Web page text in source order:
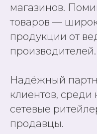
магазинов.
товаров —
продукции от
производителей.
Надёжный
клиентов,
сетевые
продавцы.